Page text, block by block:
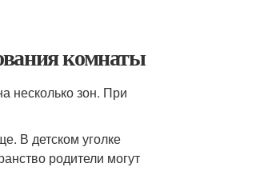
комнаты
несколько зон. При
В детском уголке
родители могут